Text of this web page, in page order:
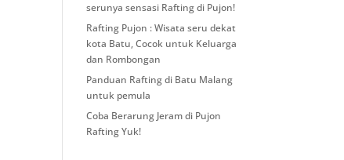
serunya sensasi Rafting di Pujon!
Rafting Pujon : Wisata seru dekat
kota Batu, Cocok untuk Keluarga
dan Rombongan
Panduan Rafting di Batu Malang
untuk pemula
Coba Berarung Jeram di Pujon
Rafting Yuk!